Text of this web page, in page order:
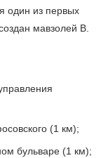
один из первых
мавзолей В.
(1 км);
бульваре (1 км);